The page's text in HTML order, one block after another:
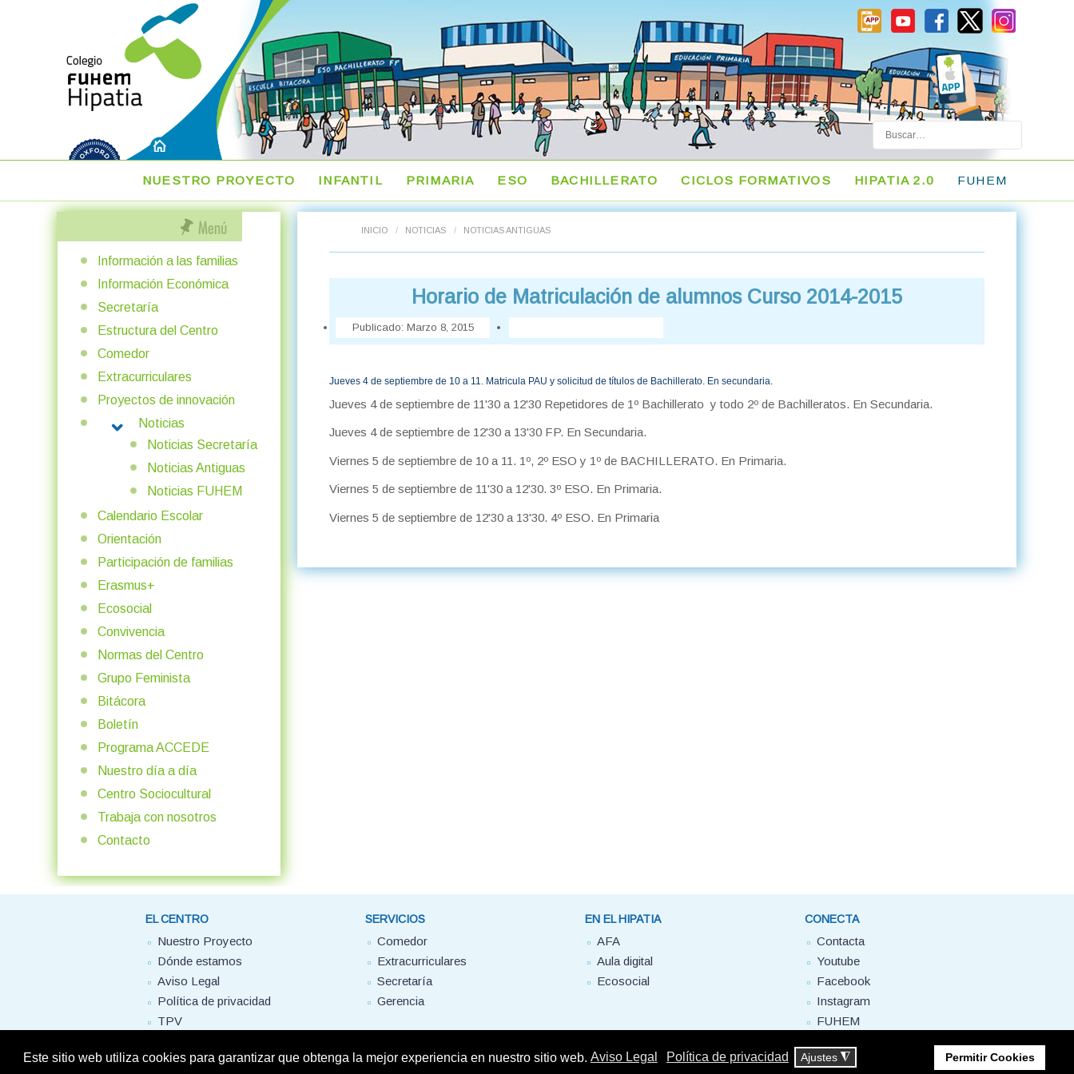
Este sitio web utiliza cookies para garantizar que obtenga la mejor experiencia en nuestro sitio web. Aviso Legal Política de privacidad Ajustes ◮ Permitir Cookies
Buscar
NUESTRO PROYECTO INFANTIL PRIMARIA ESO BACHILLERATO CICLOS FORMATIVOS HIPATIA 2.0 FUHEM
INICIO / NOTICIAS / NOTICIAS ANTIGUAS
Horario de Matriculación de alumnos Curso 2014-2015
Publicado: Marzo 8, 2015
Jueves 4 de septiembre de 10 a 11. Matricula PAU y solicitud de títulos de Bachillerato. En secundaria.
Jueves 4 de septiembre de 11'30 a 12'30 Repetidores de 1º Bachillerato y todo 2º de Bachilleratos. En Secundaria.
Jueves 4 de septiembre de 12'30 a 13'30 FP. En Secundaria.
Viernes 5 de septiembre de 10 a 11. 1º, 2º ESO y 1º de BACHILLERATO. En Primaria.
Viernes 5 de septiembre de 11'30 a 12'30. 3º ESO. En Primaria.
Viernes 5 de septiembre de 12'30 a 13'30. 4º ESO. En Primaria
Información a las familias
Información Económica
Secretaría
Estructura del Centro
Comedor
Extracurriculares
Proyectos de innovación
Noticias
MORE ABOUT: NOTICIAS
Noticias Secretaría
Noticias Antiguas
Noticias FUHEM
Calendario Escolar
Orientación
Participación de familias
Erasmus+
Ecosocial
Convivencia
Normas del Centro
Grupo Feminista
Bitácora
Boletín
Programa ACCEDE
Nuestro día a día
Centro Sociocultural
Trabaja con nosotros
Contacto
EL CENTRO
Nuestro Proyecto
Dónde estamos
Aviso Legal
Política de privacidad
TPV
SERVICIOS
Comedor
Extracurriculares
Secretaría
Gerencia
EN EL HIPATIA
AFA
Aula digital
Ecosocial
CONECTA
Contacta
Youtube
Facebook
Instagram
FUHEM
© Colegio Hipatia FUHEM. 2025 - Todos los derechos reservados -Aviso Legal Política de privacidad